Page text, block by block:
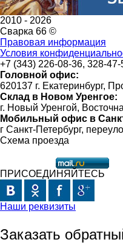
2010 - 2026
Сварка 66 ©
Правовая информация
Условия
+7 (343) 226-08-36, 328-47-
Головной офис:
620137 г. Екатеринбург,
Склад в Новом Уренгое:
г. Новый Уренгой,
Мобильный офис в
г Санкт-Петербург,
Схема проезда
ПРИСОЕДИНЯЙТЕСЬ
Наши реквизиты
Заказать